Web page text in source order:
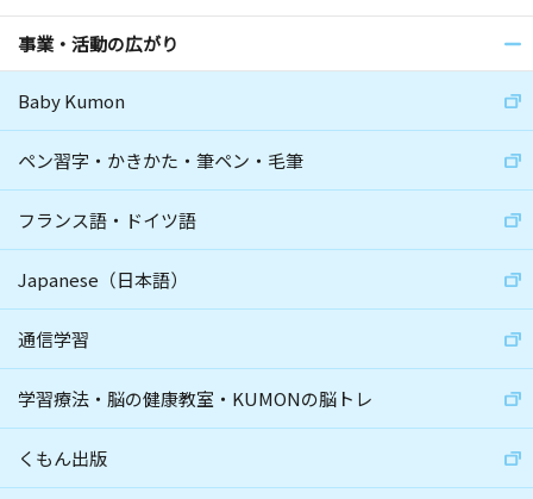
事業・活動の広がり
Baby Kumon
ペン習字・かきかた・筆ペン・毛筆
フランス語・ドイツ語
Japanese（日本語）
通信学習
学習療法・脳の健康教室・KUMONの脳トレ
くもん出版